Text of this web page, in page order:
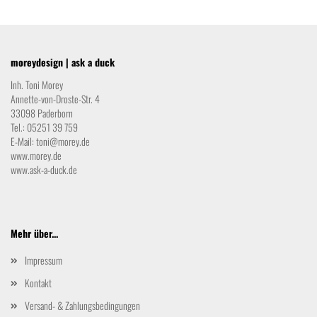
moreydesign | ask a duck
Inh. Toni Morey
Annette-von-Droste-Str. 4
33098 Paderborn
Tel.: 05251 39 759
E-Mail:toni@morey.de
www.morey.de
www.ask-a-duck.de
Mehr über...
Impressum
Kontakt
Versand- & Zahlungsbedingungen